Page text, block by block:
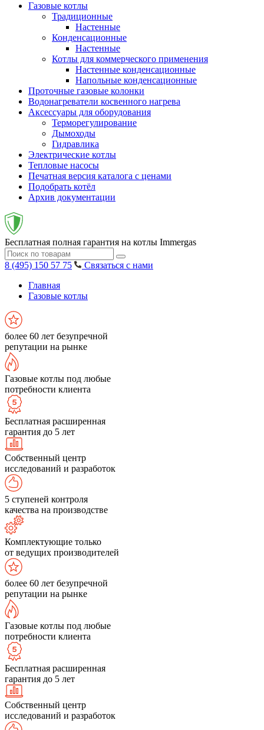
Газовые котлы
Традиционные
Настенные
Конденсационные
Настенные
Котлы для коммерческого применения
Настенные конденсационные
Напольные конденсационные
Проточные газовые колонки
Водонагреватели косвенного нагрева
Аксессуары для оборудования
Терморегулирование
Дымоходы
Гидравлика
Электрические котлы
Тепловые насосы
Печатная версия каталога с ценами
Подобрать котёл
Архив документации
Бесплатная полная гарантия на котлы Immergas
8 (495) 150 57 75
Связаться с нами
Главная
Газовые котлы
более 60 лет безупречной
репутации на рынке
Газовые котлы под любые
потребности клиента
Бесплатная расширенная
гарантия до 5 лет
Собственный центр
исследований и разработок
5 ступеней контроля
качества на производстве
Комплектующие только
от ведущих производителей
более 60 лет безупречной
репутации на рынке
Газовые котлы под любые
потребности клиента
Бесплатная расширенная
гарантия до 5 лет
Собственный центр
исследований и разработок